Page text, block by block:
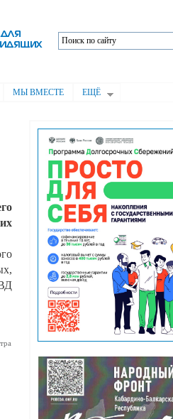
МЫ ВМЕСТЕ ЕЩЁ